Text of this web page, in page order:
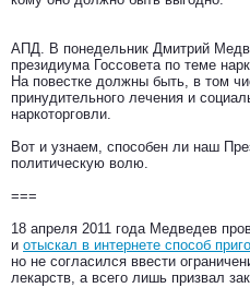
АПД. В понедельник Дмитрий
президиума Госсовета по теме
На повестке должны быть, в том
принудительного лечения и
наркоторговли.
Вот и узнаем, способен ли наш
политическую волю.
===
18 апреля 2011 года Медведев
и отыскал в интернете способ
но не согласился ввести
лекарств, а всего лишь призвал